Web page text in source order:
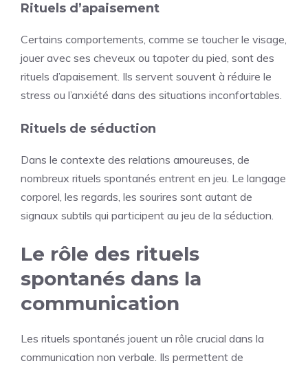
Rituels d’apaisement
Certains comportements, comme se toucher le visage,
jouer avec ses cheveux ou tapoter du pied, sont des
rituels d’apaisement. Ils servent souvent à réduire le
stress ou l’anxiété dans des situations inconfortables.
Rituels de séduction
Dans le contexte des relations amoureuses, de
nombreux rituels spontanés entrent en jeu. Le langage
corporel, les regards, les sourires sont autant de
signaux subtils qui participent au jeu de la séduction.
Le rôle des rituels
spontanés dans la
communication
Les rituels spontanés jouent un rôle crucial dans la
communication non verbale. Ils permettent de